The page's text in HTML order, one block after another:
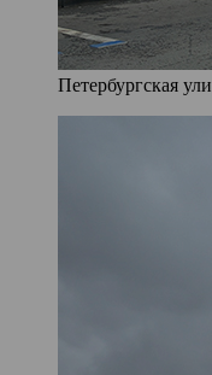
Петербургская